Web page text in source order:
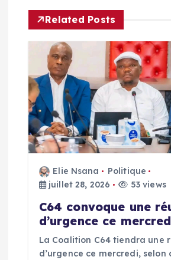
t
o
n
d
e
Related Posts
Elie Nsana
Politique
juillet 28, 2026
53 views
C64 convoque une
d’urgence ce
La Coalition C64 tiendra une
d’urgence ce mercredi, selon